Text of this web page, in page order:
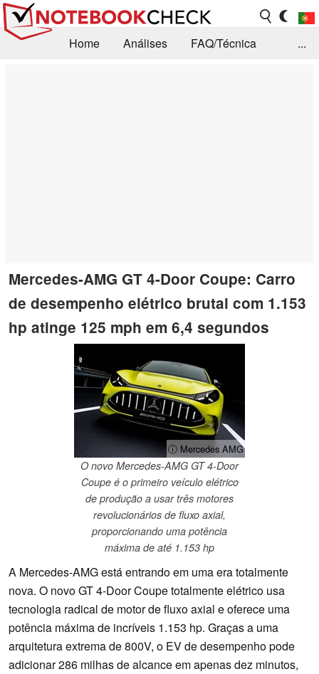
Home Análises
FAQ/Técnica
...
Mercedes-AMG GT 4-Door Coupe: Carro
de desempenho elétrico brutal com 1.153
hp atinge 125 mph em 6,4 segundos
ⓘ Mercedes AMG
O novo Mercedes-AMG GT 4-Door
Coupe é o primeiro veículo elétrico
de produção a usar três motores
revolucionários de fluxo axial,
proporcionando uma potência
máxima de até 1.153 hp
A Mercedes-AMG está entrando em uma era totalmente
nova. O novo GT 4-Door Coupe totalmente elétrico usa
tecnologia radical de motor de fluxo axial e oferece uma
potência máxima de incríveis 1.153 hp. Graças a uma
arquitetura extrema de 800V, o EV de desempenho pode
adicionar 286 milhas de alcance em apenas dez minutos,